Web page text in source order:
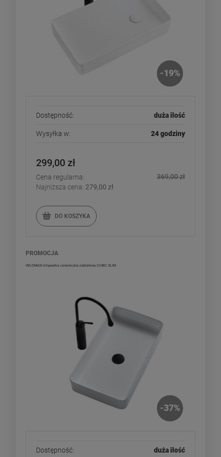
-19%
Dostępność: duża ilość
Wysyłka w: 24 godziny
299,00 zł
Cena regularna:
369,00 zł
Najniższa cena: 279,00 zł
DO KOSZYKA
VELDMAN Umywalka ceramiczna nablatowa CUBIC SLIM
-37%
Dostępność: duża ilość
PROMOCJA